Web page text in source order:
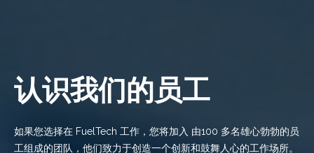
认识我们的员工
如果您选择在 FuelTech 工作，您将加入 由100 多名雄心勃勃的员
工组成的团队，他们致力于创造一个创新和鼓舞人心的工作场所。